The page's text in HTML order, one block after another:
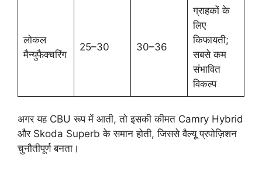
लोकल
मैन्युफैक्चरिंग
25–30 30–36
ग्राहकों के
लिए
किफायती;
सबसे कम
संभावित
विकल्प
अगर यह CBU रूप में आती, तो इसकी कीमत Camry Hybrid
और Skoda Superb के समान होती, जिससे वैल्यू प्रपोज़िशन
चुनौतीपूर्ण बनता।